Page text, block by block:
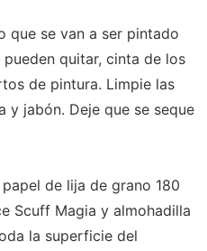
que se van a ser pintado
pueden quitar, cinta de los
de pintura. Limpie las
y jabón. Deje que se seque
de lija de grano 180
Scuff Magia y almohadilla
la superficie del